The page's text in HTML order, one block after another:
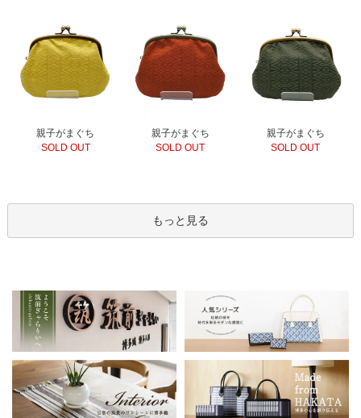
親子がまぐち
SOLD OUT
親子がまぐち
SOLD OUT
親子がまぐち
SOLD OUT
もっと見る